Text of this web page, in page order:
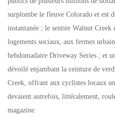
surplombe le fleuve Colorado et est
instantanée ; le sentier Walnut
logements sociaux, aux fermes
hebdomadaire Driveway Series ; et
dévoilé enjambant la ceinture de
Creek, offrant aux cyclistes locaux
devaient autrefois, littéralement,
magazine.